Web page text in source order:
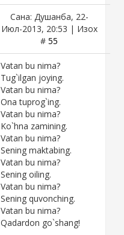
Сана: Душанба, 22-
Июл-2013, 20:53 | Изох
# 55
Vatan bu nima?
Tug`ilgan joying.
Vatan bu nima?
Ona tuprog`ing.
Vatan bu nima?
Ko`hna zamining.
Vatan bu nima?
Sening maktabing.
Vatan bu nima?
Sening oiling.
Vatan bu nima?
Sening quvonching.
Vatan bu nima?
Qadardon go`shang!